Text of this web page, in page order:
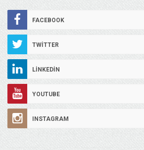
FACEBOOK
TWITTER
LINKEDIN
YOUTUBE
INSTAGRAM